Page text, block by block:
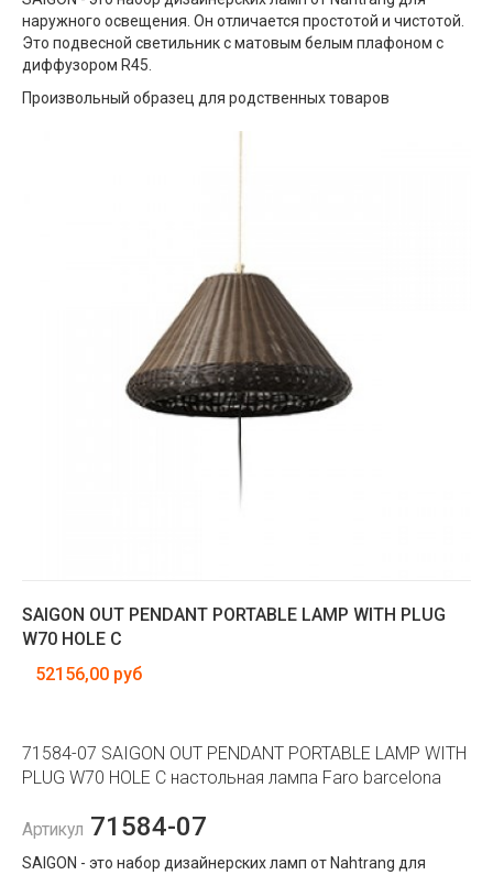
наружного освещения. Он отличается простотой и чистотой.
Это подвесной светильник с матовым белым плафоном с
диффузором R45.
Произвольный образец для родственных товаров
SAIGON OUT PENDANT PORTABLE LAMP WITH PLUG
W70 HOLE C
52156,00 руб
71584-07 SAIGON OUT PENDANT PORTABLE LAMP WITH
PLUG W70 HOLE C настольная лампа Faro barcelona
Артикул 71584-07
SAIGON - это набор дизайнерских ламп от Nahtrang для